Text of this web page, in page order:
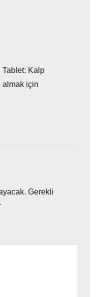
Tablet: Kalp
almak için
Gerekli